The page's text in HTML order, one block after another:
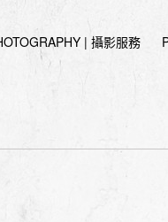
| 攝影服務